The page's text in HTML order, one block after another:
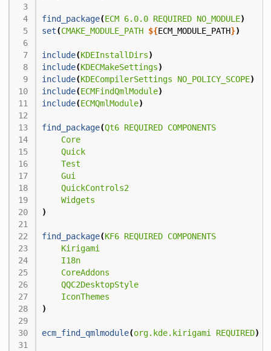
find_package(ECM 6.0.0 REQUIRED NO_MODULE)
set(CMAKE_MODULE_PATH ${ECM_MODULE_PATH})
include(KDEInstallDirs)
include(KDECMakeSettings)
include(KDECompilerSettings NO_POLICY_SCOPE)
include(ECMFindQmlModule)
include(ECMQmlModule)
find_package(Qt6 REQUIRED COMPONENTS
Core
Quick
Test
Gui
QuickControls2
Widgets
)
find_package(KF6 REQUIRED COMPONENTS
Kirigami
I18n
CoreAddons
QQC2DesktopStyle
IconThemes
)
ecm_find_qmlmodule(org.kde.kirigami REQUIRED)